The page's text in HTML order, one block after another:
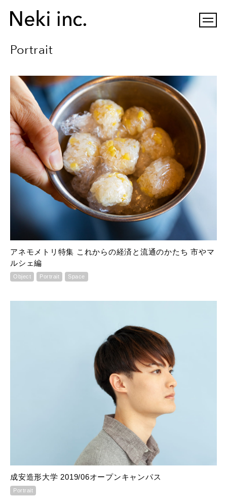
Portrait
アネモメトリ特集 これからの経済と流通のかたち 市やマ
ルシェ編
Object Portrait Space
成安造形大学 2019/06オープンキャンパス
Portrait